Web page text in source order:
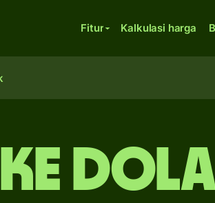
Fitur Kalkulasi harga
ke